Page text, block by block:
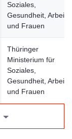
Soziales,
Gesundheit, Arbeit
und Frauen
Thüringer
Ministerium für
Soziales,
Gesundheit, Arbeit
und Frauen